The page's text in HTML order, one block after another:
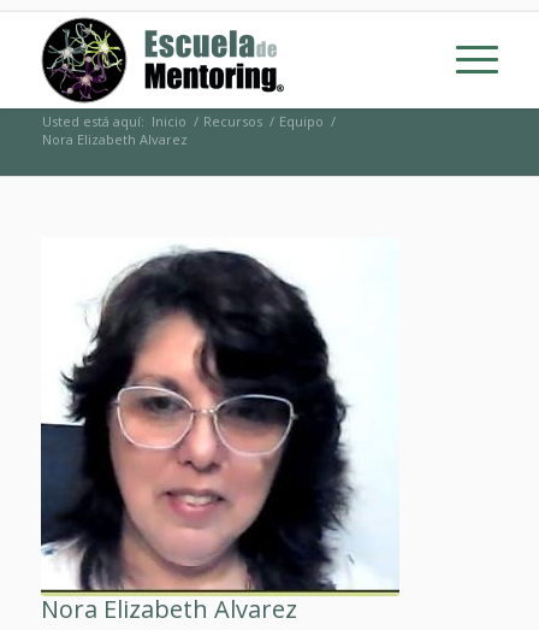
Usted está aquí: Inicio / Recursos / Equipo /
Nora Elizabeth Alvarez
Nora Elizabeth Alvarez